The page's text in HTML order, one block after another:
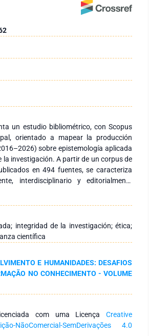
un estudio bibliométrico, con Scopus
orientado a mapear la producción
sobre epistemología aplicada
investigación. A partir de un corpus de
en 494 fuentes, se caracteriza
interdisciplinario y editorialmente
acelerado (21%) y elevada
y revistas/conferencias de mayor
destacando la concentración
europeos (especialmente Países Bajos)
moderada que sugiere redes
El mapeo científico (coocurrencia
AU–DE–SO) revela un núcleo
research ethics y research integrity,
metodológicos cualitativos
y prácticas situadas) y con debates
validez, justificación y responsabilidad
conocimiento. Asimismo, se discuten
a transformaciones digitales e
integridad de la investigación; ética;
científica
E HUMANIDADES: DESAFIOS
NO CONHECIMENTO - VOLUME
com uma Licença Creative
NãoComercial-SemDerivações 4.0